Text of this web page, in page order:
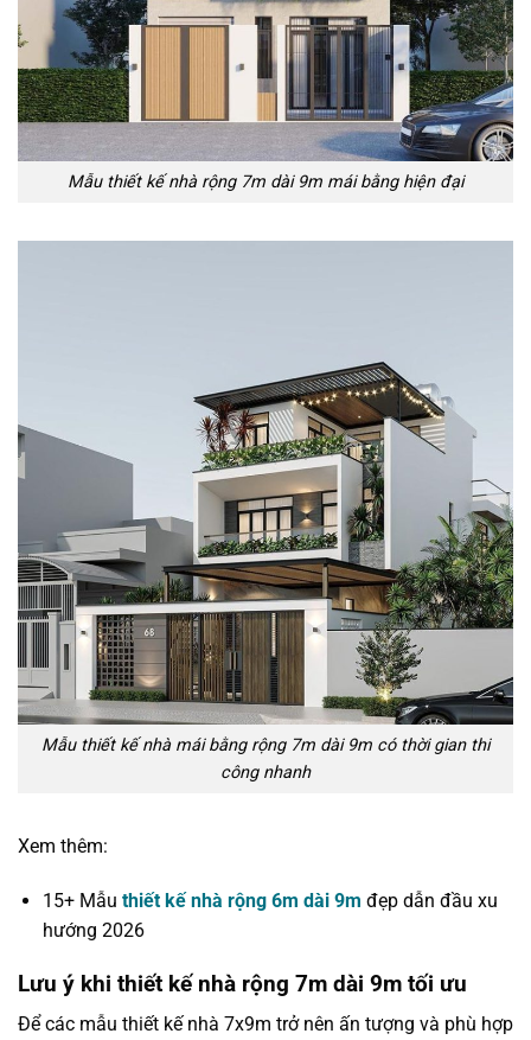
Mẫu thiết kế nhà rộng 7m dài 9m mái bằng hiện đại
Mẫu thiết kế nhà mái bằng rộng 7m dài 9m có thời gian thi
công nhanh
Xem thêm:
15+ Mẫu thiết kế nhà rộng 6m dài 9m đẹp dẫn đầu xu
hướng 2026
Lưu ý khi thiết kế nhà rộng 7m dài 9m tối ưu
Để các mẫu thiết kế nhà 7x9m trở nên ấn tượng và phù hợp